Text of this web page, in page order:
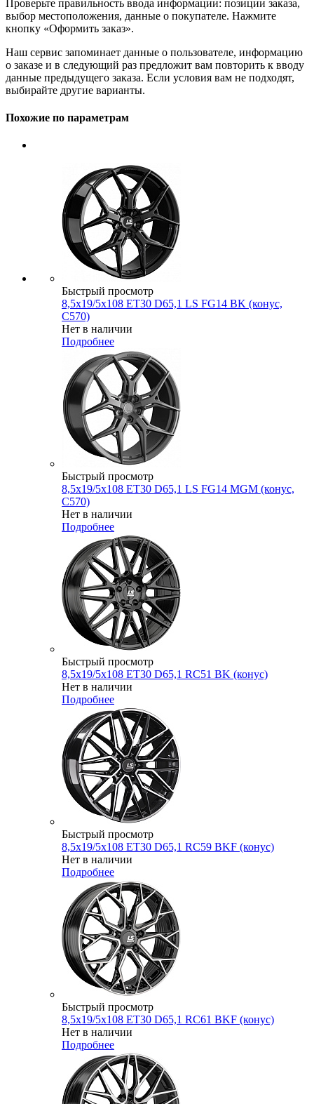
Проверьте правильность ввода информации: позиции заказа,
выбор местоположения, данные о покупателе. Нажмите
кнопку «Оформить заказ».
Наш сервис запоминает данные о пользователе, информацию
о заказе и в следующий раз предложит вам повторить к вводу
данные предыдущего заказа. Если условия вам не подходят,
выбирайте другие варианты.
Похожие по параметрам
Быстрый просмотр
8,5x19/5x108 ET30 D65,1 LS FG14 BK (конус,
C570)
Нет в наличии
Подробнее
Быстрый просмотр
8,5x19/5x108 ET30 D65,1 LS FG14 MGM (конус,
C570)
Нет в наличии
Подробнее
Быстрый просмотр
8,5x19/5x108 ET30 D65,1 RC51 BK (конус)
Нет в наличии
Подробнее
Быстрый просмотр
8,5x19/5x108 ET30 D65,1 RC59 BKF (конус)
Нет в наличии
Подробнее
Быстрый просмотр
8,5x19/5x108 ET30 D65,1 RC61 BKF (конус)
Нет в наличии
Подробнее